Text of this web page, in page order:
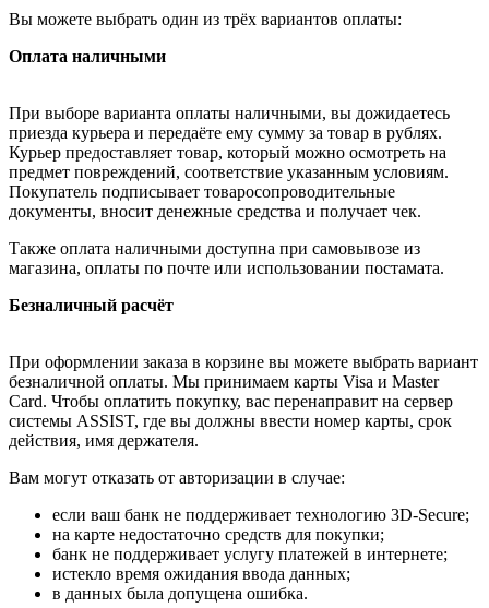
Вы можете выбрать один из трёх вариантов оплаты:
Оплата наличными
При выборе варианта оплаты наличными, вы дожидаетесь
приезда курьера и передаёте ему сумму за товар в рублях.
Курьер предоставляет товар, который можно осмотреть на
предмет повреждений, соответствие указанным условиям.
Покупатель подписывает товаросопроводительные
документы, вносит денежные средства и получает чек.
Также оплата наличными доступна при самовывозе из
магазина, оплаты по почте или использовании постамата.
Безналичный расчёт
При оформлении заказа в корзине вы можете выбрать вариант
безналичной оплаты. Мы принимаем карты Visa и Master
Card. Чтобы оплатить покупку, вас перенаправит на сервер
системы ASSIST, где вы должны ввести номер карты, срок
действия, имя держателя.
Вам могут отказать от авторизации в случае:
если ваш банк не поддерживает технологию 3D-Secure;
на карте недостаточно средств для покупки;
банк не поддерживает услугу платежей в интернете;
истекло время ожидания ввода данных;
в данных была допущена ошибка.